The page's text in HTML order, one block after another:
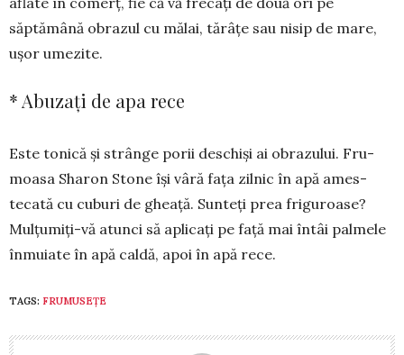
săptămână obra­zul cu mălai, tărâțe sau nisip de mare,
ușor umezite.
* Abuzați de apa rece
Este tonică și strânge porii des­chiși ai obrazului. Fru­
moa­sa Sharon Stone își vâră fața zilnic în apă ames­
tecată cu cuburi de gheață. Sunteți prea friguroase?
Mulțumiți-vă atunci să apli­cați pe față mai întâi palmele
în­muiate în apă caldă, apoi în apă rece.
TAGS: FRUMUSEȚE